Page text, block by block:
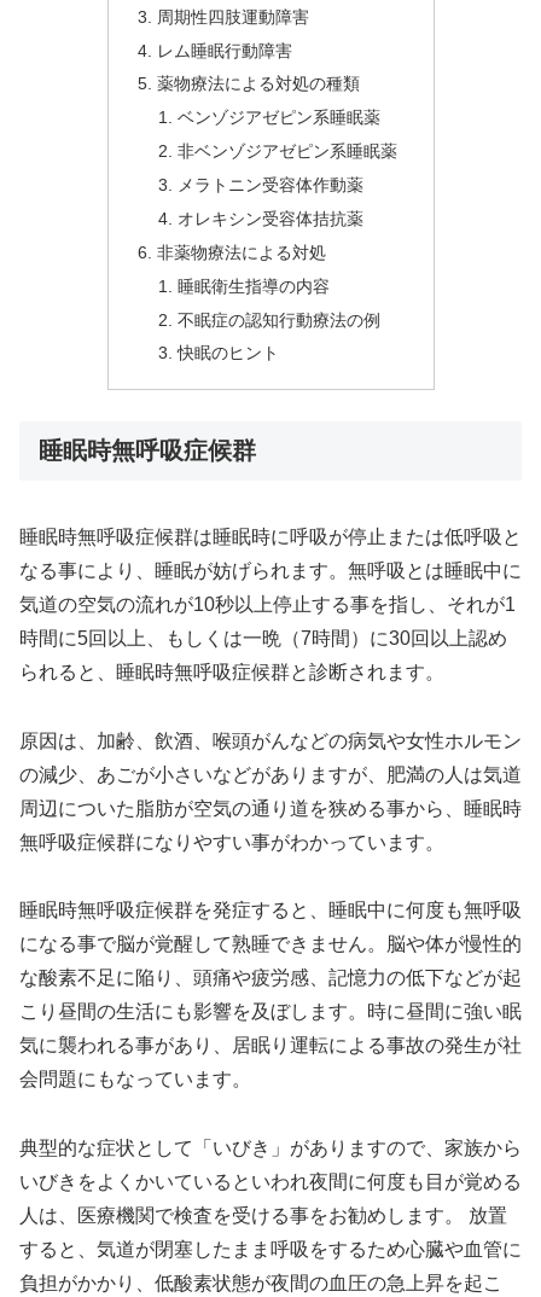
周期性四肢運動障害
レム睡眠行動障害
薬物療法による対処の種類
ベンゾジアゼピン系睡眠薬
非ベンゾジアゼピン系睡眠薬
メラトニン受容体作動薬
オレキシン受容体拮抗薬
非薬物療法による対処
睡眠衛生指導の内容
不眠症の認知行動療法の例
快眠のヒント
睡眠時無呼吸症候群
睡眠時無呼吸症候群は睡眠時に呼吸が停止または低呼吸と
なる事により、睡眠が妨げられます。無呼吸とは睡眠中に
気道の空気の流れが10秒以上停止する事を指し、それが1
時間に5回以上、もしくは一晩（7時間）に30回以上認め
られると、睡眠時無呼吸症候群と診断されます。
原因は、加齢、飲酒、喉頭がんなどの病気や女性ホルモン
の減少、あごが小さいなどがありますが、肥満の人は気道
周辺についた脂肪が空気の通り道を狭める事から、睡眠時
無呼吸症候群になりやすい事がわかっています。
睡眠時無呼吸症候群を発症すると、睡眠中に何度も無呼吸
になる事で脳が覚醒して熟睡できません。脳や体が慢性的
な酸素不足に陥り、頭痛や疲労感、記憶力の低下などが起
こり昼間の生活にも影響を及ぼします。時に昼間に強い眠
気に襲われる事があり、居眠り運転による事故の発生が社
会問題にもなっています。
典型的な症状として「いびき」がありますので、家族から
いびきをよくかいているといわれ夜間に何度も目が覚める
人は、医療機関で検査を受ける事をお勧めします。 放置
すると、気道が閉塞したまま呼吸をするため心臓や血管に
負担がかかり、低酸素状態が夜間の血圧の急上昇を起こ